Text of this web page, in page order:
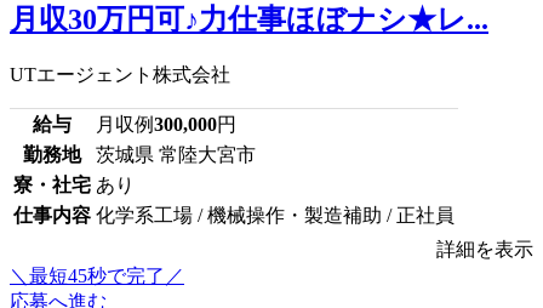
月収30万円可♪力仕事ほぼナシ★レ...
UTエージェント株式会社
給与 月収例300,000円
勤務地
茨城県 常陸大宮市
寮・社宅 あり
仕事内容 化学系工場 / 機械操作・製造補助 / 正社員
詳細を表示
＼最短45秒で完了／
応募へ進む